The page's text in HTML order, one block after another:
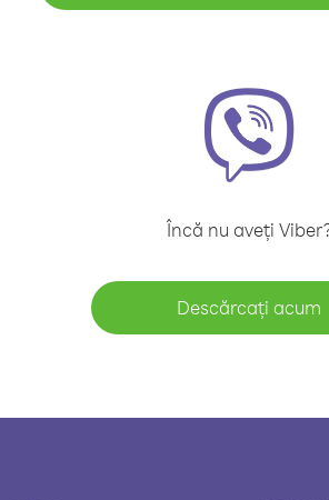
Încă nu aveți
Descărcați acum